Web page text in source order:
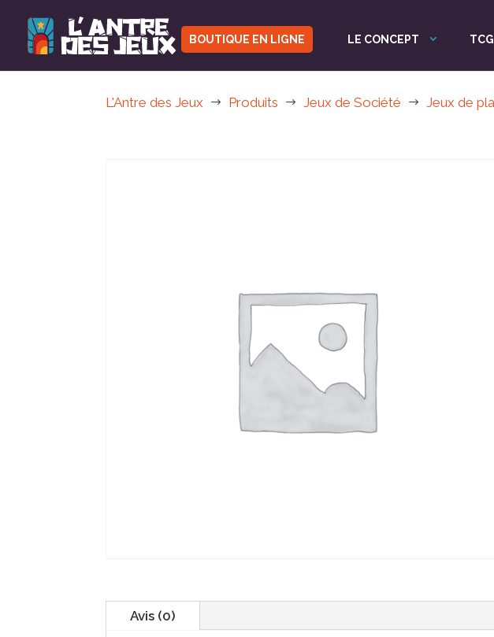
BOUTIQUE EN LIGNE LE CONCEPT TCG
L'Antre des Jeux $ Produits $ Jeux de Société $ Jeux de
Avis (0)